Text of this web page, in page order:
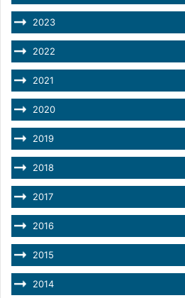
2023
2022
2021
2020
2019
2018
2017
2016
2015
2014